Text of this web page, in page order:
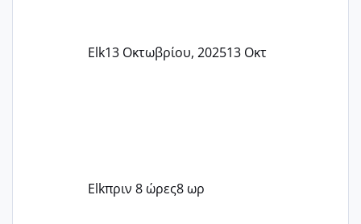
Elk13 Οκτωβρίου, 202513 Οκτ
Elkπριν 8 ώρες8 ωρ